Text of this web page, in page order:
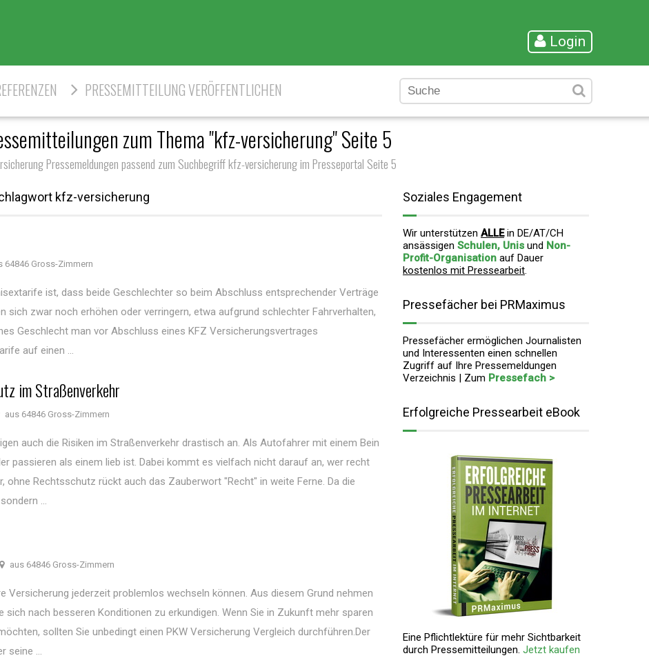
Login
PRESSEMITTEILUNG VERÖFFENTLICHEN
zum Thema "kfz-versicherung" Seite 5
Pressemeldungen passend zum Suchbegriff kfz-versicherung im Presseportal Seite 5
kfz-versicherung
64846 Gross-Zimmern
ist, dass beide Geschlechter so beim Abschluss entsprechender Verträge
sich zwar noch erhöhen oder verringern, etwa aufgrund schlechter Fahrverhalten,
Geschlecht man vor Abschluss eines KFZ Versicherungsvertrages
auf einen ...
im Straßenverkehr
aus 64846 Gross-Zimmern
auch die Risiken im Straßenverkehr drastisch an. Als Autofahrer mit einem Bein
passieren als einem lieb ist. Dabei kommt es vielfach nicht darauf an, wer recht
Rechtsschutz rückt auch das Zauberwort "Recht" in weite Ferne. Da die
...
aus 64846 Gross-Zimmern
Versicherung jederzeit problemlos wechseln können. Aus diesem Grund nehmen
nach besseren Konditionen zu erkundigen. Wenn Sie in Zukunft mehr sparen
sollten Sie unbedingt einen PKW Versicherung Vergleich durchführen.Der
seine ...
Soziales Engagement
Wir unterstützen ALLEin DE/AT/CH
ansässigen Schulen, Unis und Non-
Profit-Organisation auf Dauer
kostenlos mit Pressearbeit.
Pressefächer bei PRMaximus
Pressefächer ermöglichen Journalisten
und Interessenten einen schnellen
Zugriff auf Ihre Pressemeldungen
Verzeichnis | Zum Pressefach >
Erfolgreiche Pressearbeit eBook
Eine Pflichtlektüre für mehr Sichtbarkeit
durch Pressemitteilungen. Jetzt kaufen